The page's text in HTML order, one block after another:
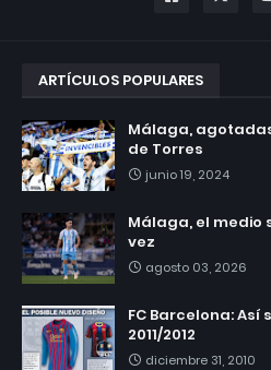
ARTÍCULOS POPULARES
Málaga,
de Torres
junio 19, 2024
Málaga, el medio
vez
agosto 03, 2026
FC Barcelona:
2011/2012
diciembre 31, 2010